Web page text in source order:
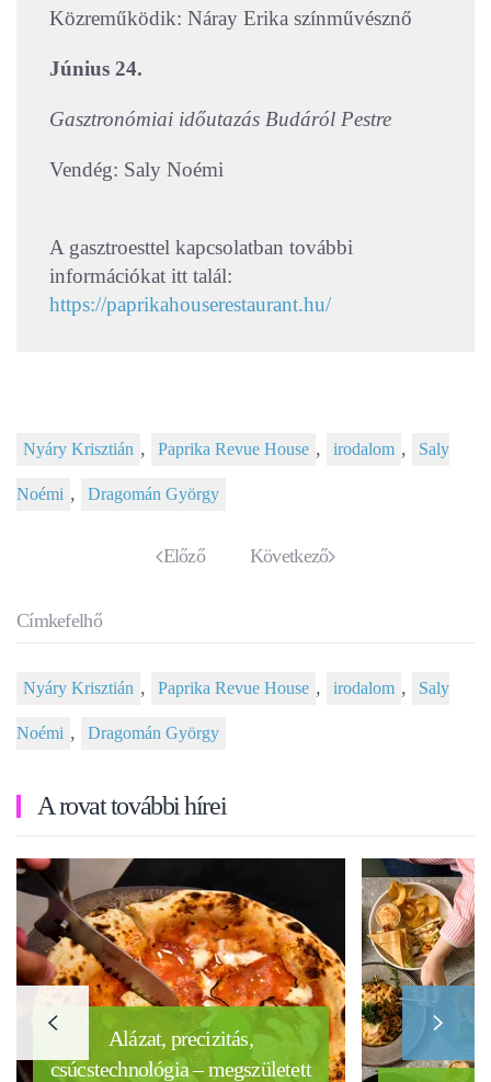
Közreműködik: Náray Erika színművésznő
Június 24.
Gasztronómiai időutazás Budáról Pestre
Vendég: Saly Noémi
A gasztroesttel kapcsolatban további
információkat itt talál:
https://paprikahouserestaurant.hu/
Nyáry Krisztián , Paprika Revue House , irodalom , Saly
Noémi , Dragomán György
Előző Következő
Címkefelhő
Nyáry Krisztián , Paprika Revue House , irodalom , Saly
Noémi , Dragomán György
A rovat további hírei
Alázat, precizitás,
csúcstechnológia – megszületett